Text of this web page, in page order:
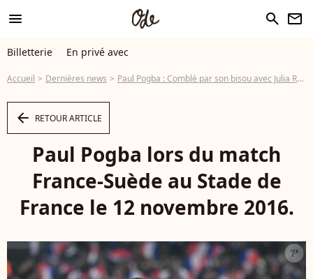
menu search newsletter
Billetterie En privé avec
Accueil Dernières news Paul Pogba : Comblé par son bisou avec Julia Roberts !
arrow_left RETOUR ARTICLE
Paul Pogba lors du match
France-Suède au Stade de
France le 12 novembre 2016.